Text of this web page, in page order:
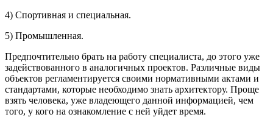
4) Спортивная и специальная.
5) Промышленная.
Предпочтительно брать на работу специалиста, до этого уже
задействованного в аналогичных проектов. Различные виды
объектов регламентируется своими нормативными актами и
стандартами, которые необходимо знать архитектору. Проще
взять человека, уже владеющего данной информацией, чем
того, у кого на ознакомление с ней уйдет время.